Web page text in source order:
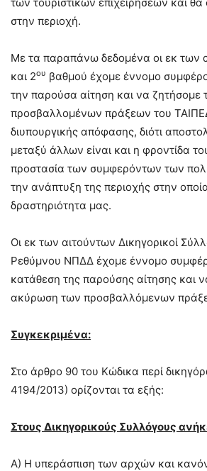
στην περιοχή.
Με τα παραπάνω δεδομένα οι εκ των
και 2ου βαθμού έχομε έννομο
την παρούσα αίτηση και να
προσβαλλομένων πράξεων του
διυπουργικής απόφασης, διότι
μεταξύ άλλων είναι και η φροντίδα
προστασία των συμφερόντων των
την ανάπτυξη της περιοχής στην
δραστηριότητα μας.
Οι εκ των αιτούντων Δικηγορικοί
Ρεθύμνου ΝΠΔΔ έχομε έννομο
κατάθεση της παρούσης αίτησης και
ακύρωση των προσβαλλόμενων
Συγκεκριμένα:
Στο άρθρο 90 του Κώδικα περί
4194/2013) ορίζονται τα εξής:
Στους Δικηγορικούς Συλλόγους
Α) Η υπεράσπιση των αρχών και